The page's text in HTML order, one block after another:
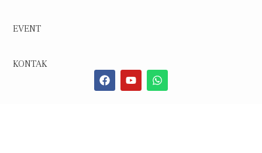
EVENT
KONTAK